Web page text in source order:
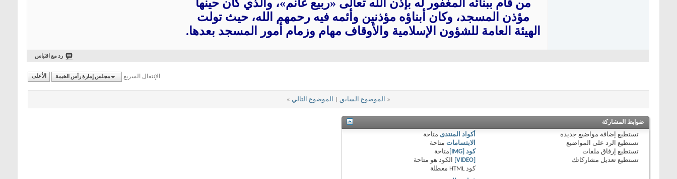
من قام ببنائه المغفور له بإذن الله تعالى «ربيع غانم»، والذي كان حينها
مؤذن المسجد، وكان أبناؤه مؤذنين وأئمه فيه رحمهم الله، حيث تولت
الهيئة العامة للشؤون الإسلامية والأوقاف مهام وزمام أمور المسجد بعدها.
رد مع اقتباس
الإنتقال السريع مجلس إمارة رأس الخيمة الأعلى
« الموضوع السابق الموضوع التالي »
ضوابط المشاركة
تستطيعإضافة مواضيع جديدة
تستطيعالرد على المواضيع
تستطيعإرفاق ملفات
تستطيعتعديل مشاركاتك
أكواد المنتدى متاحة
الابتسامات متاحة
كود [IMG]
متاحة
الكود هو متاحة
كود HTML
معطلة